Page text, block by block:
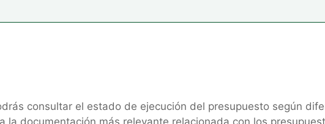
consultar el estado de ejecución del presupuesto según
la documentación más relevante relacionada con los